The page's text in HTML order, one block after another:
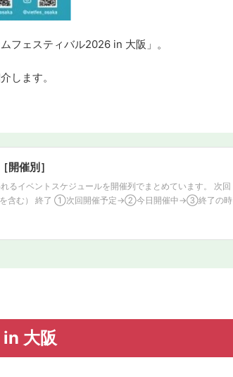
フェスティバル2026 in 大阪」。
します。
催別］
るイベントスケジュールを開催列でまとめています。 次回
を含む） 終了 ①次回開催予定→②今日開催中→③終了の時
大阪